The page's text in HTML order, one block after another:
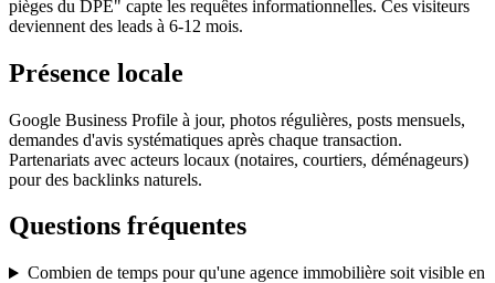
pièges du DPE" capte les requêtes informationnelles. Ces visiteurs
deviennent des leads à 6-12 mois.
Présence locale
Google Business Profile à jour, photos régulières, posts mensuels,
demandes d'avis systématiques après chaque transaction.
Partenariats avec acteurs locaux (notaires, courtiers, déménageurs)
pour des backlinks naturels.
Questions fréquentes
Combien de temps pour qu'une agence immobilière soit visible en